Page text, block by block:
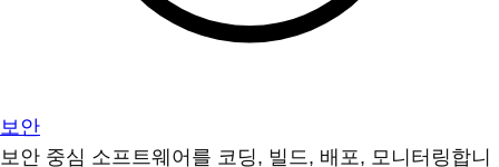
보안
보안 중심 소프트웨어를 코딩, 빌드, 배포, 모니터링합니